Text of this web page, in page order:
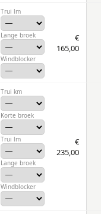
Trui lm
Lange broek
Windblocker
€
165,00
Trui km
Korte broek
Trui lm
Lange broek
Windblocker
€
235,00